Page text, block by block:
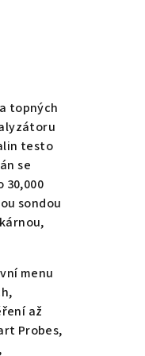
topných
testo
se
30,000
sondou
menu
až
Probes,